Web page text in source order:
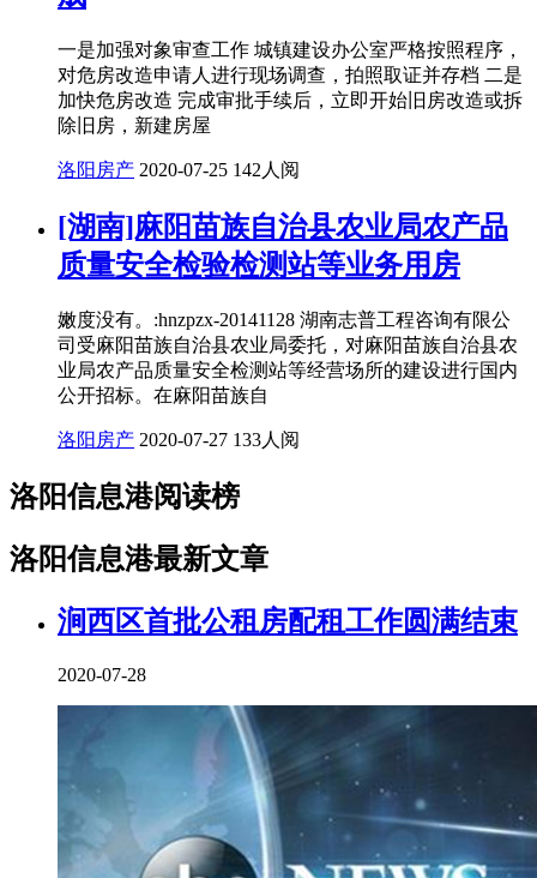
一是加强对象审查工作 城镇建设办公室严格按照程序，
对危房改造申请人进行现场调查，拍照取证并存档 二是
加快危房改造 完成审批手续后，立即开始旧房改造或拆
除旧房，新建房屋
洛阳房产 2020-07-25 142人阅
[湖南]麻阳苗族自治县农业局农产品
质量安全检验检测站等业务用房
嫩度没有。:hnzpzx-20141128 湖南志普工程咨询有限公
司受麻阳苗族自治县农业局委托，对麻阳苗族自治县农
业局农产品质量安全检测站等经营场所的建设进行国内
公开招标。在麻阳苗族自
洛阳房产 2020-07-27 133人阅
洛阳信息港阅读榜
洛阳信息港最新文章
涧西区首批公租房配租工作圆满结束
2020-07-28